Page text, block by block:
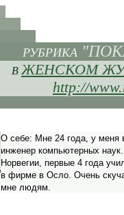
РУБРИКА
В ЖЕНСКОМ
http://
О себе: Мне 24 года, у меня
инженер компьютерных
Норвегии, первые 4 года
в фирме в Осло. Очень
мне людям.